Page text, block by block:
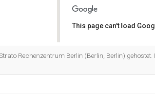
This page can't load
Rechenzentrum Berlin (Berlin, Berlin) gehostet.